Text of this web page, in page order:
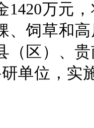
1420万元
、饲草和
（区）、
单位，实